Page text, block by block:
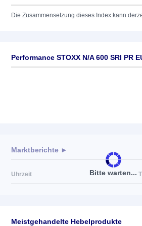
Die Zusammensetzung dieses Index kann
Performance STOXX N/A 600 SRI PR
Bitte warten...
Marktberichte ►
Uhrzeit
Meistgehandelte Hebelprodukte